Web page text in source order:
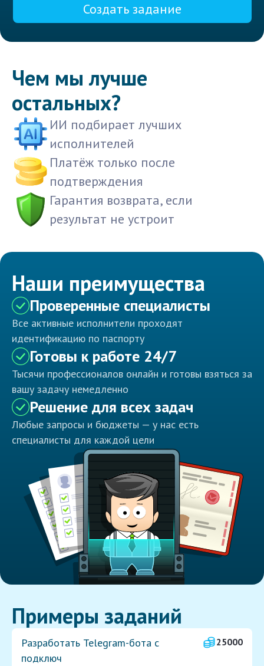
Создать задание
Чем мы лучше
остальных?
ИИ подбирает лучших
исполнителей
Платёж только после
подтверждения
Гарантия возврата, если
результат не устроит
Наши преимущества
Проверенные специалисты
Все активные исполнители проходят
идентификацию по паспорту
Готовы к работе 24/7
Тысячи профессионалов онлайн и готовы взяться за
вашу задачу немедленно
Решение для всех задач
Любые запросы и бюджеты — у нас есть
специалисты для каждой цели
Примеры заданий
Разработать Telegram-бота с
подключ
25000